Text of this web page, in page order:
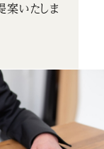
案いたしま